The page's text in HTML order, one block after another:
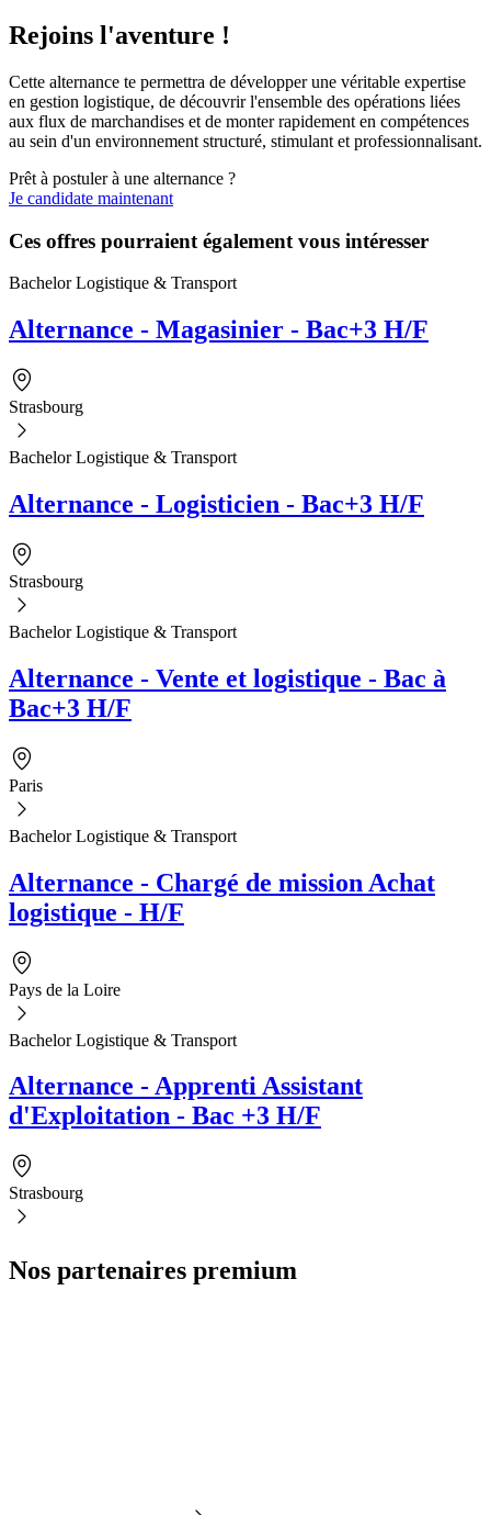
Rejoins l'aventure !
Cette alternance te permettra de développer une véritable expertise
en gestion logistique, de découvrir l'ensemble des opérations liées
aux flux de marchandises et de monter rapidement en compétences
au sein d'un environnement structuré, stimulant et professionnalisant.
Prêt à postuler à une alternance ?
Je candidate maintenant
Ces offres pourraient également vous intéresser
Bachelor Logistique & Transport
Alternance - Magasinier - Bac+3 H/F
Strasbourg
Bachelor Logistique & Transport
Alternance - Logisticien - Bac+3 H/F
Strasbourg
Bachelor Logistique & Transport
Alternance - Vente et logistique - Bac à
Bac+3 H/F
Paris
Bachelor Logistique & Transport
Alternance - Chargé de mission Achat
logistique - H/F
Pays de la Loire
Bachelor Logistique & Transport
Alternance - Apprenti Assistant
d'Exploitation - Bac +3 H/F
Strasbourg
Nos partenaires premium